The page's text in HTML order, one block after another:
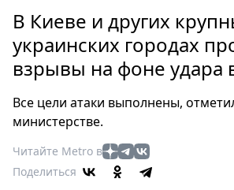
Россия
Мир
Здоровье
Туризм
Мода
Театр
Кино
В Киеве и других
украинских городах
взрывы на фоне удара
Все цели атаки выполнены,
министерстве.
Читайте Metro в
Поделиться